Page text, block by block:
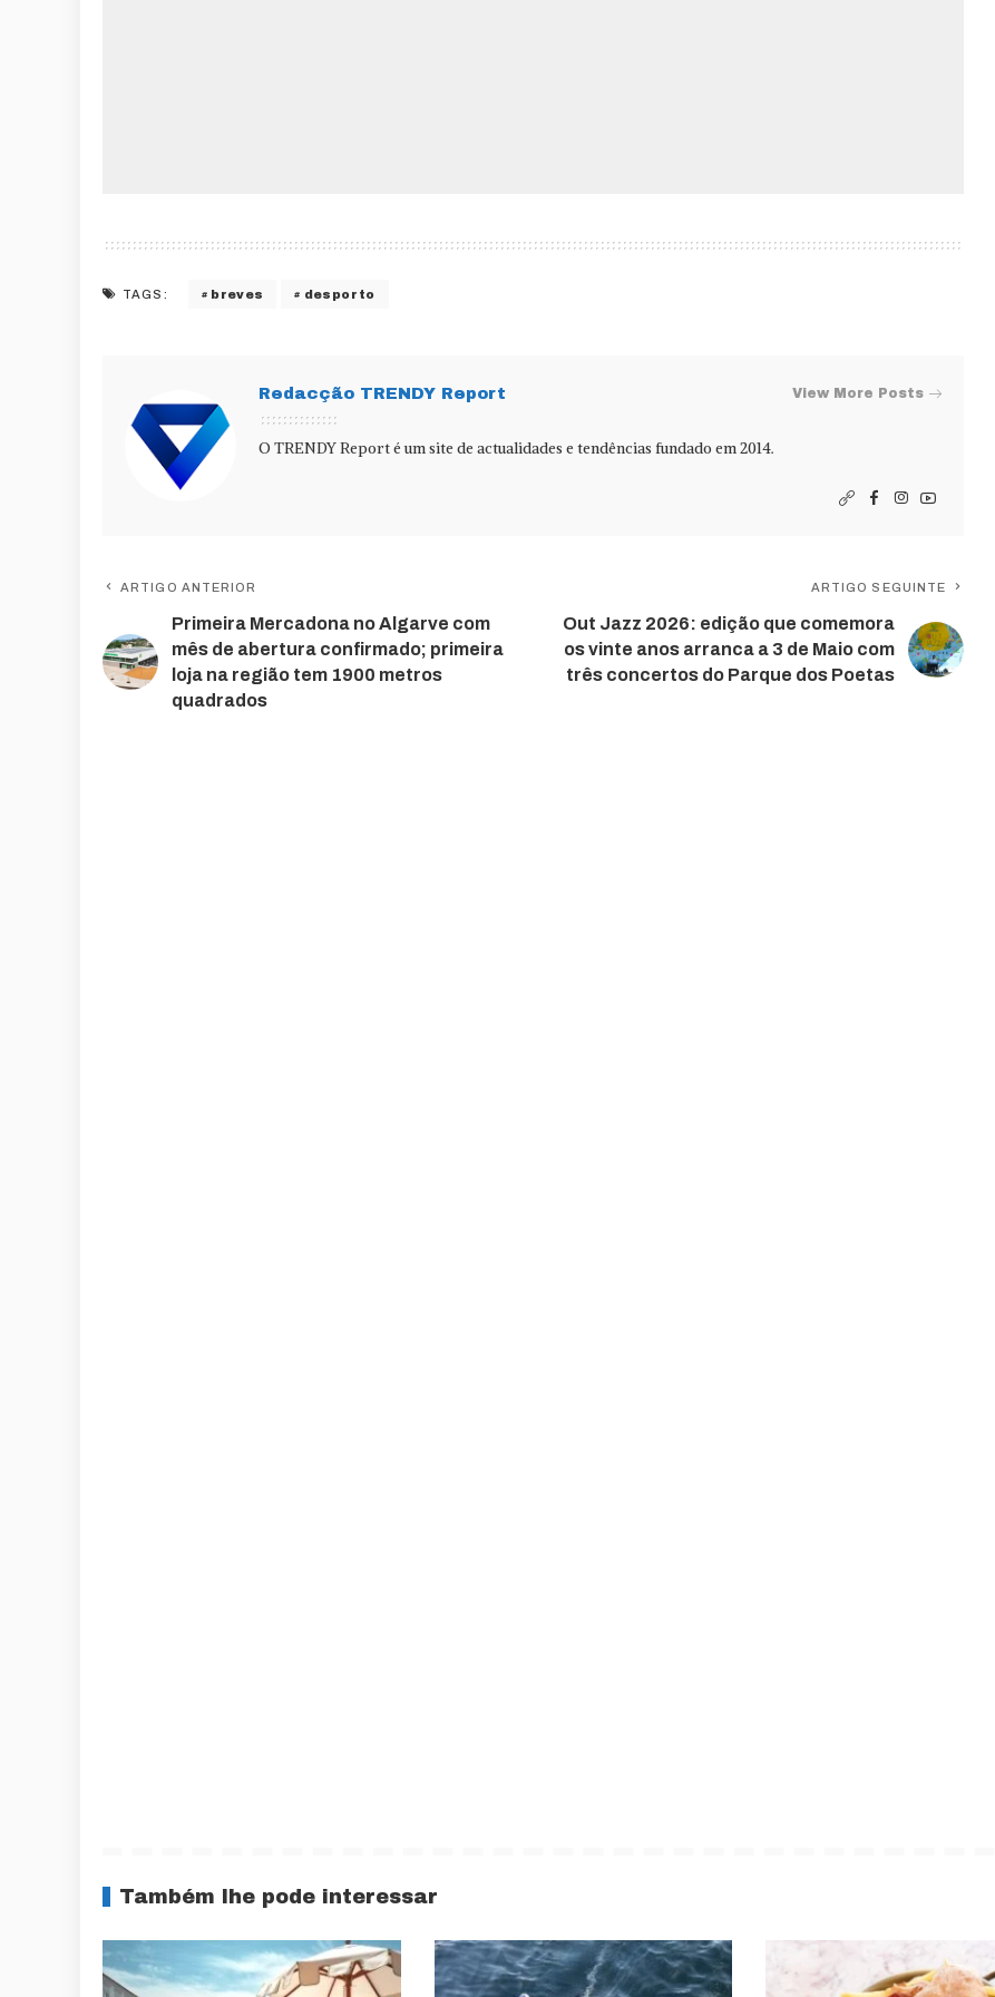
TAGS: breves desporto
Redacção TRENDY Report View More Posts
O TRENDY Report é um site de actualidades e tendências fundado em 2014.
ARTIGO ANTERIOR
Primeira Mercadona no Algarve com
mês de abertura confirmado; primeira
loja na região tem 1900 metros
quadrados
ARTIGO SEGUINTE
Out Jazz 2026: edição que comemora
os vinte anos arranca a 3 de Maio com
três concertos do Parque dos Poetas
Também lhe pode interessar